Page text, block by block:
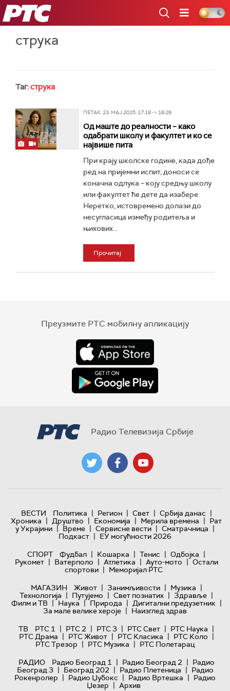
РТС
струка
Таг:струка
ПЕТАК, 23. МАЈ 2025, 17:18 -> 18:28
Од маште до реалности – како
одабрати школу и факултет и ко се
највише пита
При крају школске године, када дође
ред на пријемни испит, доноси се
коначна одлука – коју средњу школу
или факултет ће дете да изабере.
Неретко, истовремено долази до
несугласица између родитеља и
њихових...
Прочитај
Преузмите РТС мобилну апликацију
Радио Телевизија Србије
ВЕСТИ Политика | Регион | Свет | Србија данас |
Хроника | Друштво | Економија | Мерила времена | Рат
у Украјини | Време | Сервисне вести | Сматрачница |
Подкаст | ЕУ могућности 2026
СПОРТ
Фудбал | Кошарка | Тенис | Одбојка |
Рукомет | Ватерполо | Атлетика | Ауто-мото | Остали
спортови | Меморијал РТС
МАГАЗИН
Живот | Занимљивости | Музика |
Технологијa | Путујемо | Свет познатих | Здравље |
Филм и ТВ | Наука | Природа | Дигитални предузетник |
За мале велике хероје | Наизглед здрав
ТВ
РТС 1 | РТС 2 | РТС 3 | РТС Свет | РТС Наука |
РТС Драма | РТС Живот | РТС Класика | РТС Коло |
РТС Трезор | РТС Музика | РТС Полетарац
РАДИО
Радио Београд 1 | Радио Београд 2 | Радио
Београд 3 | Београд 202 | Радио Плетеница | Радио
Рокенролер | Радио Џубокс | Радио Вртешка | Радио
Џезер | Архив